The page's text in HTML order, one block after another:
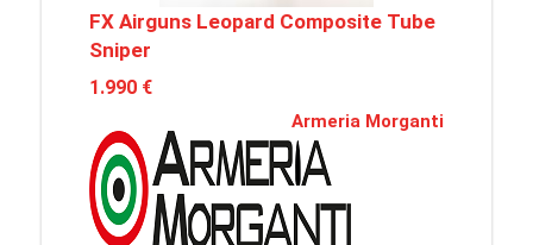
FX Airguns Leopard Composite Tube
Sniper
1.990 €
Armeria Morganti